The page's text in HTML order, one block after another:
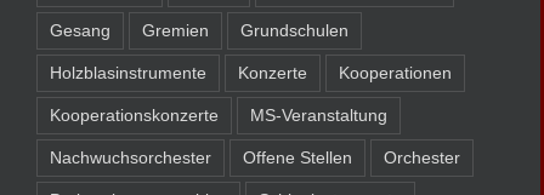
Gesang Gremien Grundschulen
Holzblasinstrumente Konzerte Kooperationen
Kooperationskonzerte MS-Veranstaltung
Nachwuchsorchester Offene Stellen Orchester